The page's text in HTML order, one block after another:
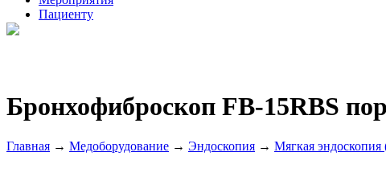
Пациенту
Бронхофиброскоп FB-15RBS
Главная → Медоборудование → Эндоскопия → Мягкая эндоскопия